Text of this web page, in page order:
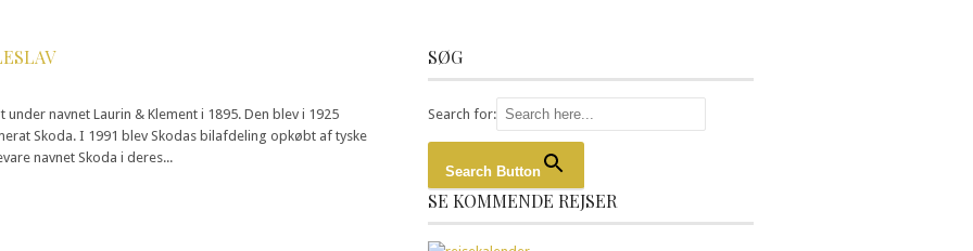
navnet Laurin & Klement i 1895. Den blev i 1925
Skoda. I 1991 blev Skodas bilafdeling opkøbt af tyske
navnet Skoda i deres...
SØG
Search for:
Search Button
SE KOMMENDE REJSER